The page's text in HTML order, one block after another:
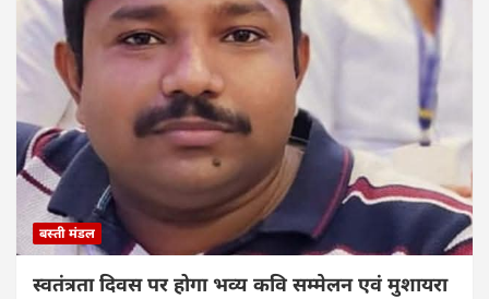
बस्ती मंडल
स्वतंत्रता दिवस पर होगा भव्य कवि सम्मेलन एवं मुशायरा